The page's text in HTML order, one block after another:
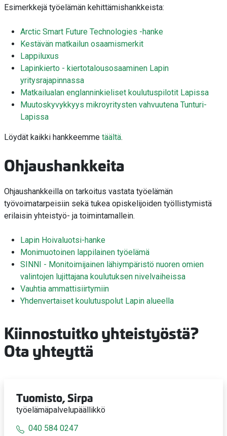
Esimerkkejä työelämän kehittämishankkeista:
Arctic Smart Future Technologies -hanke
Kestävän matkailun osaamismerkit
Lappiluxus
Lapinkierto - kiertotalousosaaminen Lapin
yritysrajapinnassa
Matkailualan englanninkieliset koulutuspilotit Lapissa
Muutoskyvykkyys mikroyritysten vahvuutena Tunturi-
Lapissa
Löydät kaikki hankkeemme täältä.
Ohjaushankkeita
Ohjaushankkeilla on tarkoitus vastata työelämän
työvoimatarpeisiin sekä tukea opiskelijoiden työllistymistä
erilaisin yhteistyö- ja toimintamallein.
Lapin Hoivaluotsi-hanke
Monimuotoinen lappilainen työelämä
SINNI - Monitoimijainen lähiympäristö nuoren omien
valintojen lujittajana koulutuksen nivelvaiheissa
Vauhtia ammattisiirtymiin
Yhdenvertaiset koulutuspolut Lapin alueella
Kiinnostuitko yhteistyöstä?
Ota yhteyttä
Tuomisto, Sirpa
työelämäpalvelupäällikkö
040 584 0247